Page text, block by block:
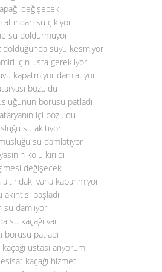
değişecek
su çıkıyor
su doldurmuyor
dolduğunda suyu kesmiyor
için usta gerekliyor
kapatmıyor damlatıyor
bozuldu
borusu patladı
içi bozuldu
su akıtıyor
su damlatıyor
kolu kırıldı
değişecek
vana kapanmıyor
başladı
damlıyor
su kaçağı var
borusu patladı
ustası arıyorum
kaçağı hizmeti